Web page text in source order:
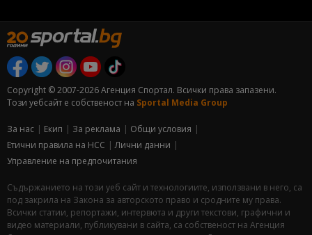
Copyright © 2007-2026 Агенция Спортал. Всички права запазени.
Този уебсайт е собственост на Sportal Media Group
За нас Екип За рекламa
Общи условия
Етични правила на НСС
Лични данни
Управление на предпочитания
Съдържанието на този уеб сайт и технологиите, използвани в него, са
под закрила на Закона за авторското право и сродните му права.
Всички статии, репортажи, интервюта и други текстови, графични и
видео материали, публикувани в сайта, са собственост на Агенция